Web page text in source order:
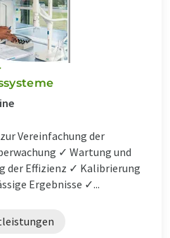
Vereinfachung der
✓ Wartung und
der Effizienz ✓ Kalibrierung
Ergebnisse ✓...